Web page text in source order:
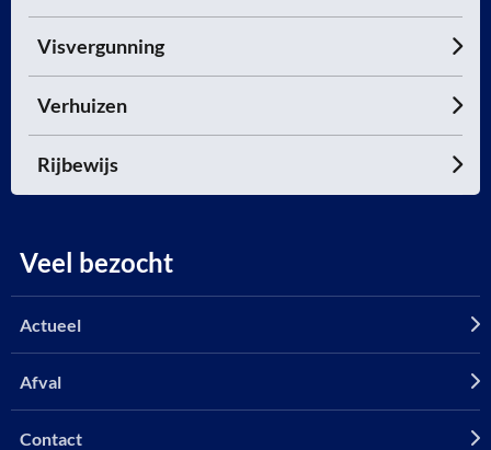
Visvergunning
Verhuizen
Rijbewijs
Veel bezocht
Actueel
Afval
Contact